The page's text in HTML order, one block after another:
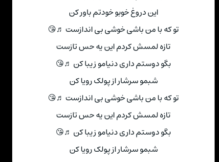
این دروغ خوبو خودتم باور کن
تو که با من باشی خوشی بی اندازست ♬😘
تازه لمسش کردم این یه حس تازست
بگو دوستم داری دنیامو زیبا کن ♬😘
شبمو سرشار از پولک رویا کن
تو که با من باشی خوشی بی اندازست ♬😘
تازه لمسش کردم این یه حس تازست
بگو دوستم داری دنیامو زیبا کن ♬😘
شبمو سرشار از پولک رویا کن